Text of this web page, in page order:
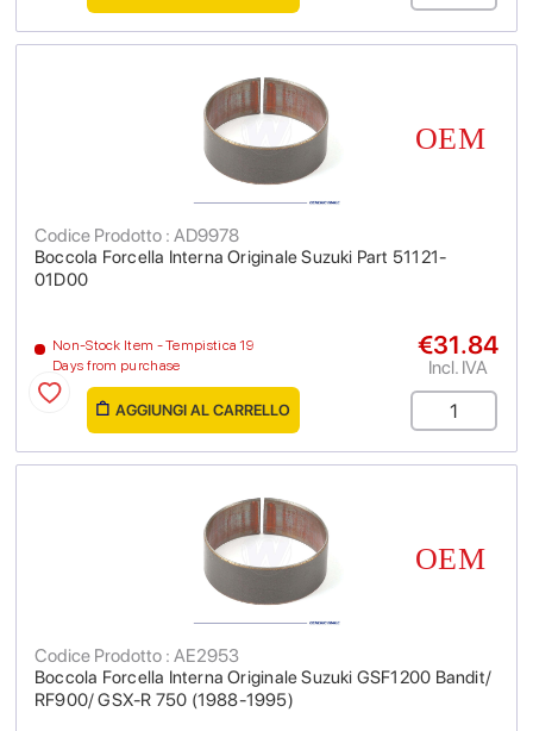
Boccola Forcella Interna Originale Suzuki Part 51121-
01D00
Codice Prodotto : AD9978
Non-Stock Item - Tempistica 19
Days from purchase
€31.84
Incl. IVA
AGGIUNGI AL CARRELLO
Boccola Forcella Interna Originale Suzuki GSF1200 Bandit/
RF900/ GSX-R 750 (1988-1995)
Codice Prodotto : AE2953